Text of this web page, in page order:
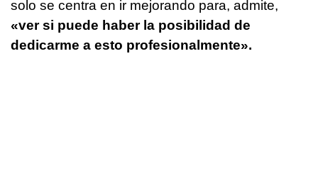
solo se centra en ir mejorando para, admite,
«ver si puede haber la posibilidad de
dedicarme a esto profesionalmente».